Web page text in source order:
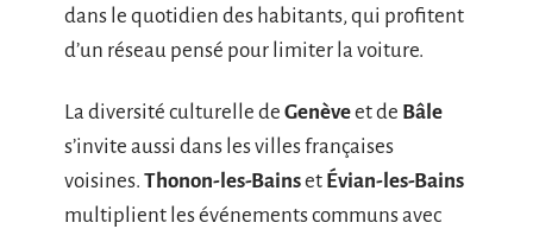
dans le quotidien des habitants, qui profitent
d’un réseau pensé pour limiter la voiture.
La diversité culturelle de Genèveet de Bâle
s’invite aussi dans les villes françaises
voisines. Thonon-les-Bainset Évian-les-Bains
multiplient les événements communs avec